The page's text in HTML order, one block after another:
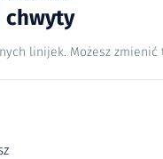
chwyty
linijek. Możesz